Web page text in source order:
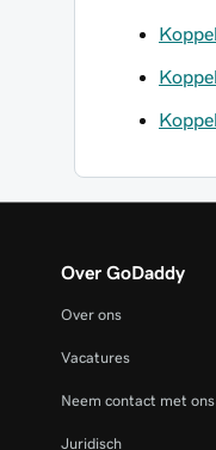
Over GoDaddy
Over ons
Vacatures
Neem contact met
Juridisch